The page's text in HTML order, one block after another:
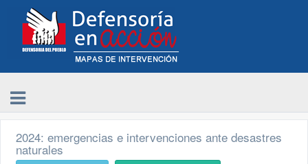
2024: emergencias e intervenciones ante desastres
naturales